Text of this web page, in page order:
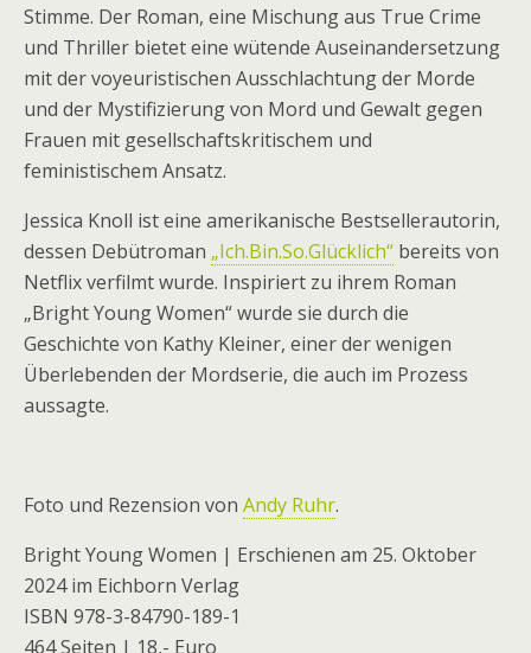
Stimme. Der Roman, eine Mischung aus True Crime
und Thriller bietet eine wütende Auseinandersetzung
mit der voyeuristischen Ausschlachtung der Morde
und der Mystifizierung von Mord und Gewalt gegen
Frauen mit gesellschaftskritischem und
feministischem Ansatz.
Jessica Knoll ist eine amerikanische Bestsellerautorin,
dessen Debütroman „Ich.Bin.So.Glücklich“ bereits von
Netflix verfilmt wurde. Inspiriert zu ihrem Roman
„Bright Young Women“ wurde sie durch die
Geschichte von Kathy Kleiner, einer der wenigen
Überlebenden der Mordserie, die auch im Prozess
aussagte.
Foto und Rezension von Andy Ruhr.
Bright Young Women | Erschienen am 25. Oktober
2024 im Eichborn Verlag
ISBN 978-3-84790-189-1
464 Seiten | 18,- Euro